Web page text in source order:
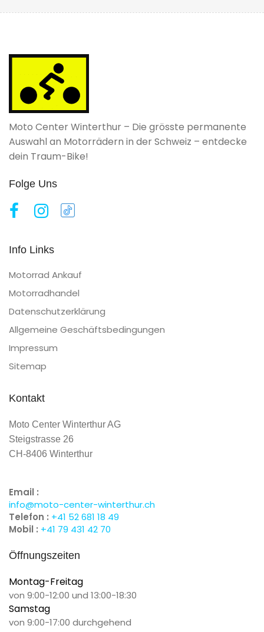
Moto Center Winterthur – Die grösste permanente
Auswahl an Motorrädern in der Schweiz – entdecke
dein Traum-Bike!
Folge Uns
Info Links
Motorrad Ankauf
Motorradhandel
Datenschutzerklärung
Allgemeine Geschäftsbedingungen
Impressum
Sitemap
Kontakt
Moto Center Winterthur AG
Steigstrasse 26
CH-8406 Winterthur
Email :
info@moto-center-winterthur.ch
Telefon : +41 52 681 18 49
Mobil : +41 79 431 42 70
Öffnungszeiten
Montag-Freitag
von 9:00-12:00 und 13:00-18:30
Samstag
von 9:00-17:00 durchgehend